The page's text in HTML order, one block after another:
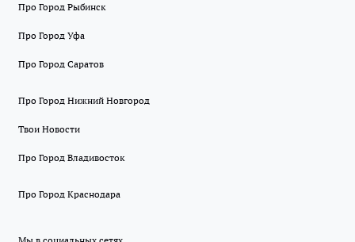
Про Город Рыбинск
Про Город Уфа
Про Город Саратов
Про Город Нижний Новгород
Твои Новости
Про Город Владивосток
Про Город Краснодара